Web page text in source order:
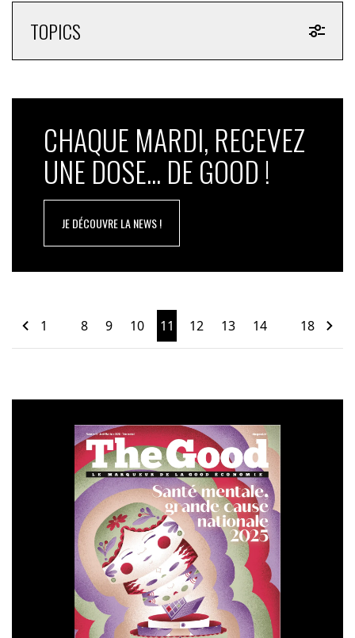
TOPICS
CHAQUE MARDI, RECEVEZ
UNE DOSE... DE GOOD !
JE DÉCOUVRE LA NEWS !
1 8 9 10 11 12 13 14 18